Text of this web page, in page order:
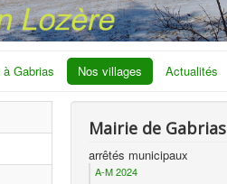
à Gabrias Nos villages Actualités
Mairie de Gabrias
arrêtés municipaux
A-M 2024